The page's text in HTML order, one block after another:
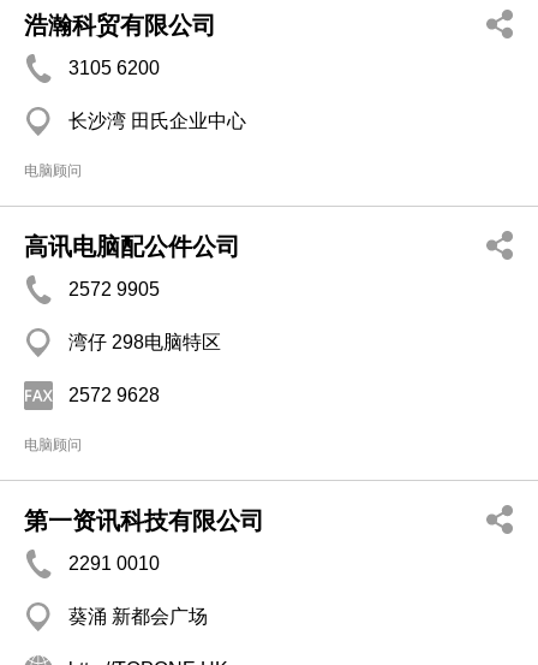
浩瀚科贸有限公司
3105 6200
长沙湾 田氏企业中心
电脑顾问
高讯电脑配公件公司
2572 9905
湾仔 298电脑特区
2572 9628
电脑顾问
第一资讯科技有限公司
2291 0010
葵涌 新都会广场